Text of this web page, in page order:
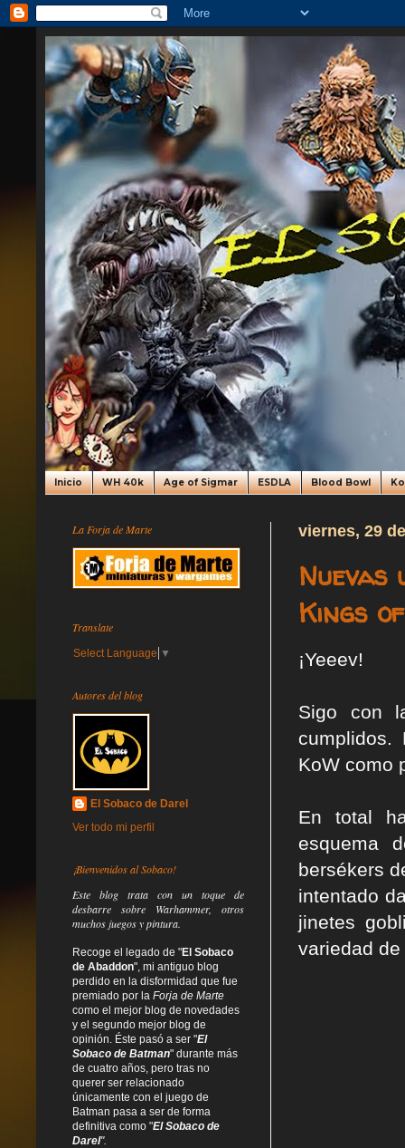
Inicio WH 40k Age of Sigmar ESDLA Blood Bowl
viernes, 29
Kings
¡Yeeev!
Sigo con
cumplidos.
KoW como
En total
esquema
bersékers
intentado
jinetes
variedad
La Forja de Marte
Translate
Select Language ▼
Autores del blog
El Sobaco de Darel
Ver todo mi perfil
¡Bienvenidos al Sobaco!
Este blog trata con un toque de
desbarre sobre Warhammer, otros
muchos juegos y pintura.
Recoge el legado de "El Sobaco
de Abaddon", mi antiguo blog
perdido en la disformidad que fue
premiado por la Forja de Marte
como el mejor blog de novedades
y el segundo mejor blog de
opinión. Éste pasó a ser "El
Sobaco de Batman" durante más
de cuatro años, pero tras no
querer ser relacionado
únicamente con el juego de
Batman pasa a ser de forma
definitiva como "El Sobaco de
Darel".